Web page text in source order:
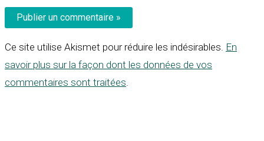
Ce site utilise Akismet pour réduire les indésirables. En
savoir plus sur la façon dont les données de vos
commentaires sont traitées